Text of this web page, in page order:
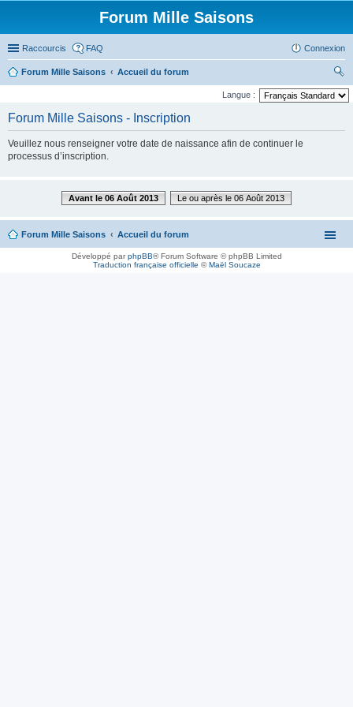
Forum Mille Saisons
Raccourcis FAQ Connexion
Forum Mille Saisons
Accueil du forum
ec
ch
Langue :
Forum Mille Saisons - Inscription
Veuillez nous renseigner votre date de naissance afin de continuer le
processus d’inscription.
Avant le 06 Août 2013 Le ou après le 06 Août 2013
Forum Mille Saisons Accueil du forum
Développé parphpBB® Forum Software © phpBB Limited
Traduction française officielle ©Maël Soucaze